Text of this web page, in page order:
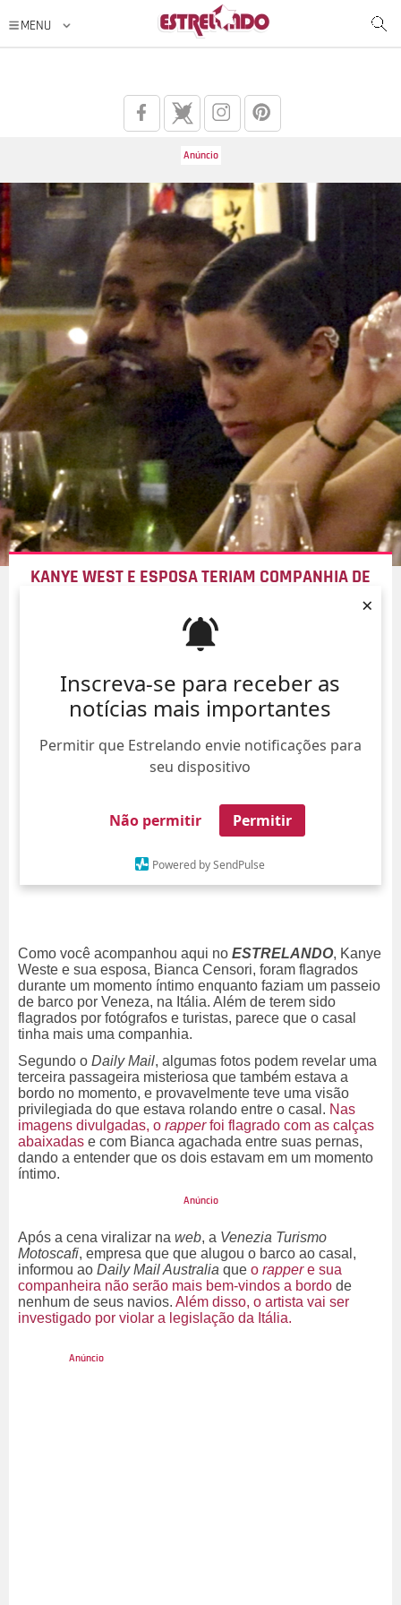
Inscreva-se para receber as
notícias mais importantes
Permitir que Estrelando envie notificações para
seu dispositivo
Não permitir Permitir
Powered by SendPulse
×
KANYE WEST E ESPOSA TERIAM COMPANHIA DE
MULHER MISTERIOSA DURANTE MOMENTO ÍNTIMO
EM PASSEIO DE BARCO
09/Ago/
Como você acompanhou aqui no ESTRELANDO, Kanye
Weste e sua esposa, Bianca Censori, foram flagrados
durante um momento íntimo enquanto faziam um passeio
de barco por Veneza, na Itália. Além de terem sido
flagrados por fotógrafos e turistas, parece que o casal
tinha mais uma companhia.
Segundo o Daily Mail, algumas fotos podem revelar uma
terceira passageira misteriosa que também estava a
bordo no momento, e provavelmente teve uma visão
privilegiada do que estava rolando entre o casal. Nas
imagens divulgadas, o rapperfoi flagrado com as calças
abaixadas e com Bianca agachada entre suas pernas,
dando a entender que os dois estavam em um momento
íntimo.
Após a cena viralizar na web, a Venezia Turismo
Motoscafi, empresa que que alugou o barco ao casal,
informou ao Daily Mail Australia que o rappere sua
companheira não serão mais bem-vindos a bordo de
nenhum de seus navios. Além disso, o artista vai ser
investigado por violar a legislação da Itália.